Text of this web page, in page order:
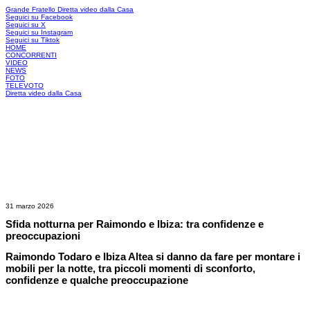
Grande Fratello Diretta video dalla Casa
Seguici su Facebook
Seguici su X
Seguici su Instagram
Seguici su Tiktok
HOME
CONCORRENTI
VIDEO
NEWS
FOTO
TELEVOTO
Diretta video dalla Casa
31 marzo 2026
Sfida notturna per Raimondo e Ibiza: tra confidenze e
preoccupazioni
Raimondo Todaro e Ibiza Altea si danno da fare per montare i
mobili per la notte, tra piccoli momenti di sconforto,
confidenze e qualche preoccupazione